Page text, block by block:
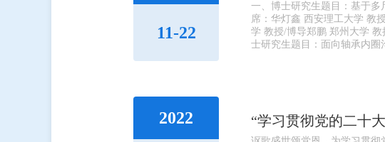
11-22
一、博士研究生题目：基于
席：华灯鑫 西安理工大学 教
学 教授/博导郑鹏 郑州大学
士研究生题目：面向轴承内
2022 “学习贯彻党的二十